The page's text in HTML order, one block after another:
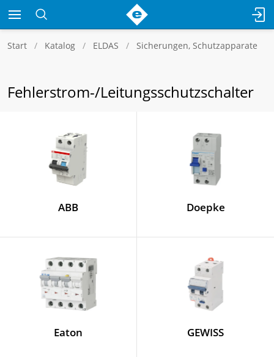
Start Katalog ELDAS Sicherungen, Schutzapparate
Fehlerstrom-/Leitungsschutzschalter
ABB Doepke
Eaton GEWISS